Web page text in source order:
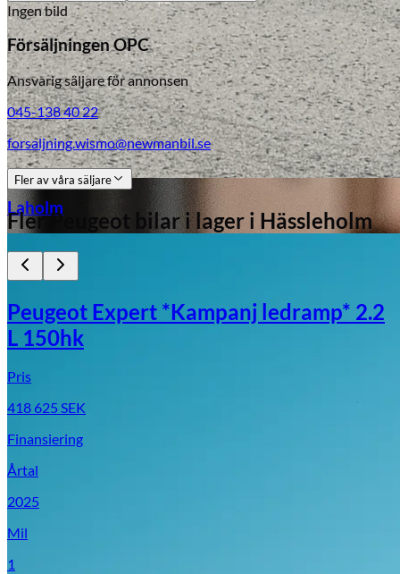
Laholm
Ingen bild
Försäljningen OPC
Ansvarig säljare för annonsen
045-138 40 22
forsaljning.wismo@newmanbil.se
Fler av våra säljare
FlerPeugeot bilar i lager i Hässleholm
Peugeot Expert *Kampanj ledramp* 2.2
L 150hk
Pris
418 625 SEK
Finansiering
Årtal
2025
Mil
1